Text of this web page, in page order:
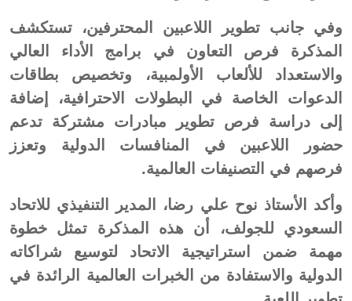
وفي جانب تطوير اللاعبين المحترفين، تستكشف
المذكرة فرص التعاون في برامج الأداء العالي
والاستعداد للألعاب الأولمبية، وتخصيص بطاقات
الدعوات الخاصة في البطولات الاحترافية، إضافة
إلى دراسة فرص تطوير مبادرات مشتركة تدعم
حضور اللاعبين في المنافسات الدولية وتعزز
فرصهم في التصنيفات العالمية.
وأكد الأستاذ نوح علي رضا، المدير التنفيذي للاتحاد
السعودي للجولف، أن هذه المذكرة تمثل خطوة
مهمة ضمن استراتيجية الاتحاد لتوسيع شراكاته
الدولية والاستفادة من الخبرات العالمية الرائدة في